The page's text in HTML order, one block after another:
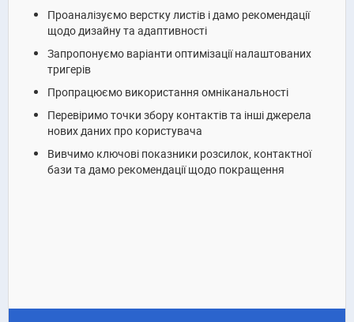
Проаналізуємо верстку листів і дамо рекомендації
щодо дизайну та адаптивності
Запропонуємо варіанти оптимізації налаштованих
тригерів
Пропрацюємо використання омніканальності
Перевіримо точки збору контактів та інші джерела
нових даних про користувача
Вивчимо ключові показники розсилок, контактної
бази та дамо рекомендації щодо покращення